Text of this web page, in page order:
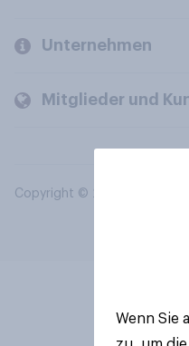
Unternehmen
Mitglieder und
Copyright © 2026 YouGov
Wenn Sie